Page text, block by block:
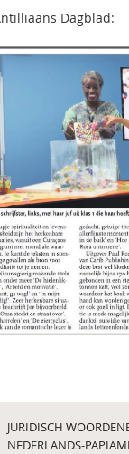
Dagblad:
JURIDISCH
NEDERLANDS-